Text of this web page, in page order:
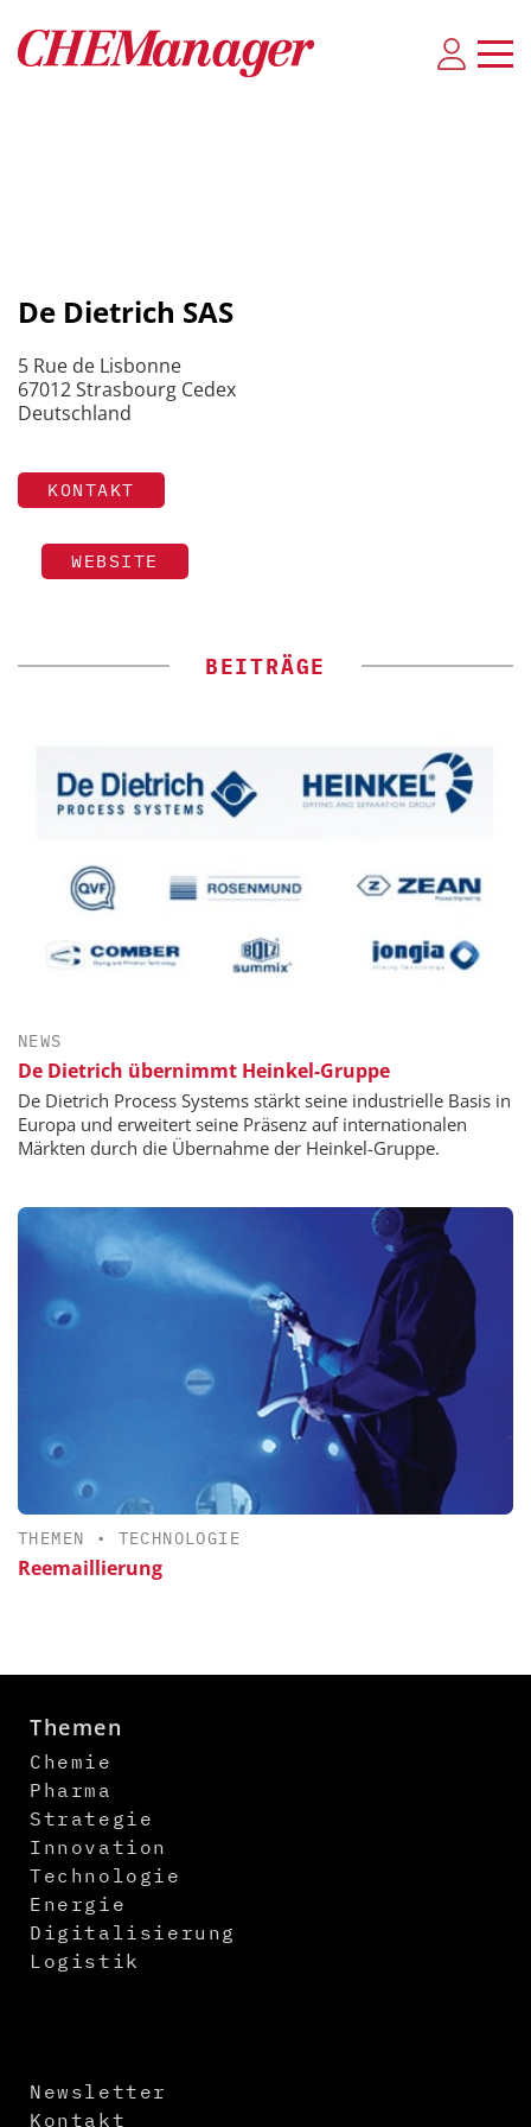
De Dietrich SAS
5 Rue de Lisbonne
67012 Strasbourg Cedex
Deutschland
KONTAKT
WEBSITE
BEITRÄGE
NEWS
De Dietrich übernimmt Heinkel-Gruppe
De Dietrich Process Systems stärkt seine industrielle Basis in
Europa und erweitert seine Präsenz auf internationalen
Märkten durch die Übernahme der Heinkel-Gruppe.
THEMEN • TECHNOLOGIE
Reemaillierung
Themen
Chemie
Pharma
Strategie
Innovation
Technologie
Energie
Digitalisierung
Logistik
Newsletter
Kontakt